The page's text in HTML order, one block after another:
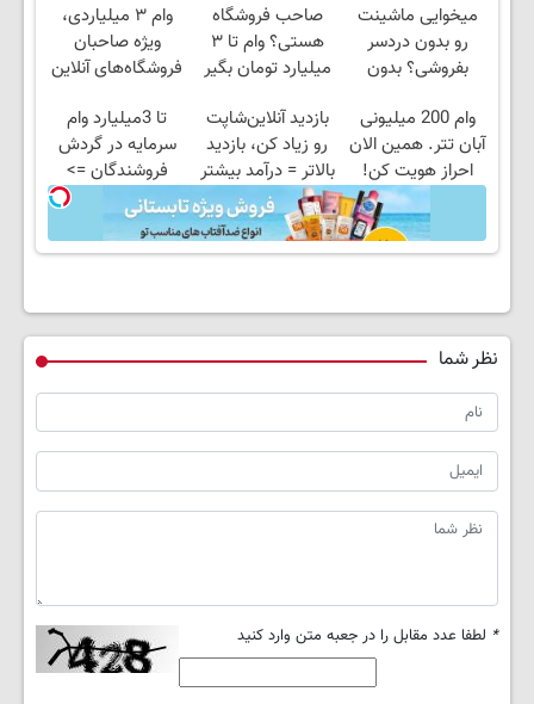
میخوایی ماشینت
رو بدون دردسر
بفروشی؟ بدون
صاحب فروشگاه
هستی؟ وام تا ۳
میلیارد تومان بگیر
وام ۳ میلیاردی،
ویژه صاحبان
فروشگاه‌های آنلاین
وام 200 میلیونی
آبان تتر. همین الان
احراز هویت کن!
بازدید آنلاین‌شاپت
رو زیاد کن، بازدید
بالاتر = درآمد بیشتر
تا 3میلیارد وام
سرمایه در گردش
فروشندگان =>
فروشگاهت رو ثبت
کن
نظر شما
* لطفا عدد مقابل را در جعبه متن وارد کنید